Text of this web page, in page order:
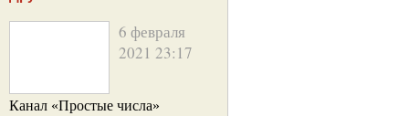
6 февраля
2021 23:17
Канал «Простые числа»